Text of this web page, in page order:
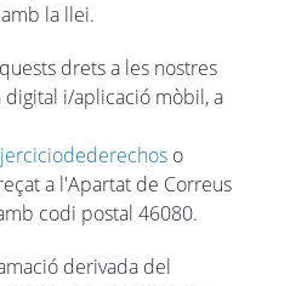
la llei.
drets a les nostres
digital i/aplicació mòbil, a
o
a l'Apartat de Correus
codi postal 46080.
derivada del